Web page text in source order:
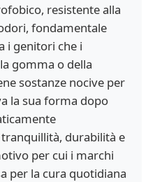
resistente alla
fondamentale
i genitori che i
gomma o della
sostanze nocive per
la sua forma dopo
durabilità e
per cui i marchi
per la cura quotidiana